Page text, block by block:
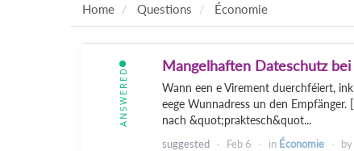
Home Questions Économie
ANSWERED
Mangelhaften Dateschutz
Wann een e Virement duerchféiert,
eege Wunnadress un den
nach &quot;praktesch&quot...
suggested Feb 6 in Économie by